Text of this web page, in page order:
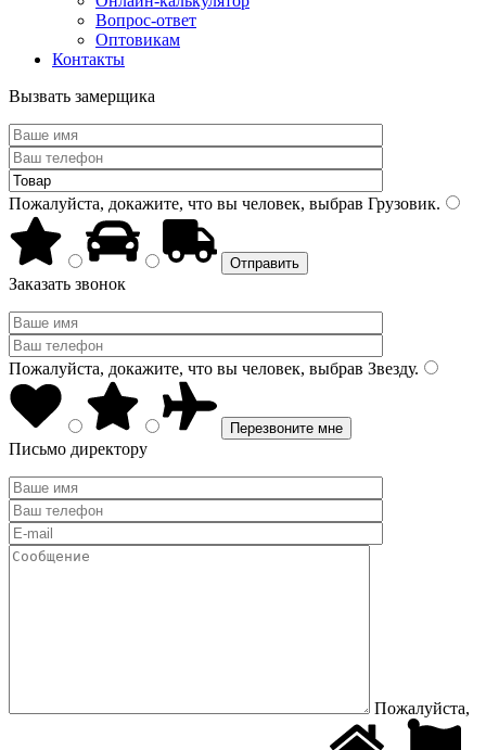
Вопрос-ответ
Оптовикам
Контакты
Вызвать замерщика
Пожалуйста, докажите, что вы человек, выбрав Грузовик.
Заказать звонок
Пожалуйста, докажите, что вы человек, выбрав Звезду.
Письмо директору
Пожалуйста,